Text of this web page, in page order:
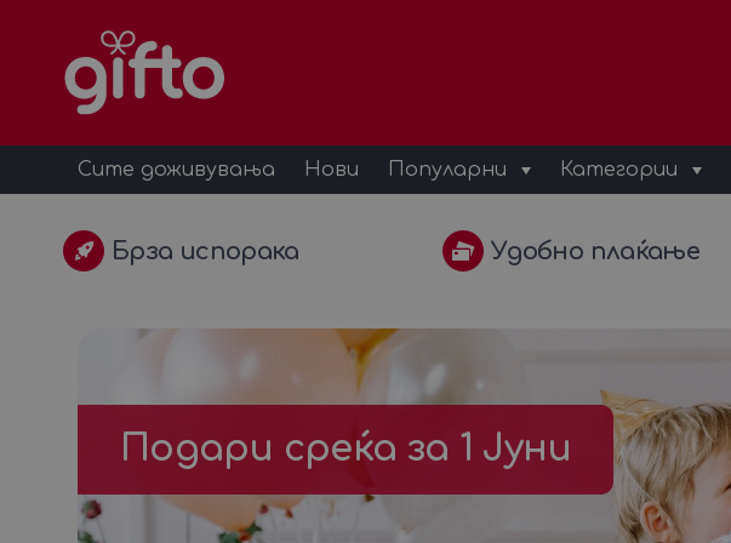
Сите доживувања Нови Популарни Категории
Брза испорака Удобно плаќање
Подари среќа за 1 Јуни